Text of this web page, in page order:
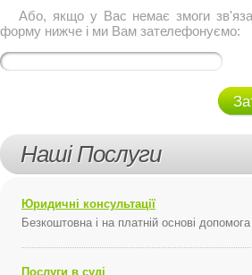
Або, якщо у Вас немає змоги
форму нижче і ми Вам зателефонуємо:
Наші Послуги
Юридичні консультації
Безкоштовна і на платній основі допомога
Послуги в суді